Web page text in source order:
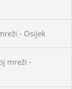
- Osijek
mreži -